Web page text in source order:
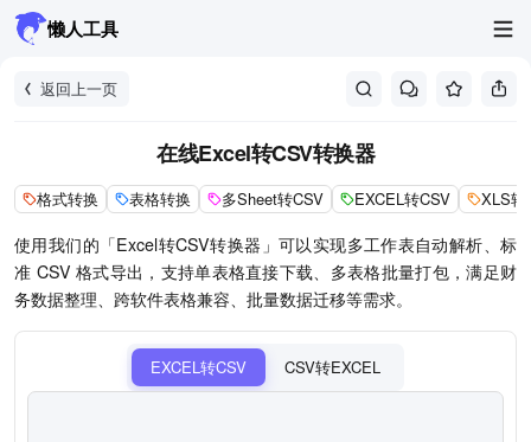
懒人工具
返回上一页
在线Excel转CSV转换器
格式转换 表格转换 多Sheet转CSV EXCEL转CSV XLS转
使用我们的「Excel转CSV转换器」可以实现多工作表自动解析、标
准 CSV 格式导出，支持单表格直接下载、多表格批量打包，满足财
务数据整理、跨软件表格兼容、批量数据迁移等需求。
EXCEL转CSV CSV转EXCEL